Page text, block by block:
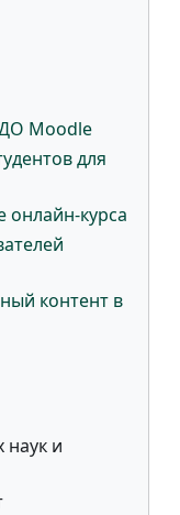
Moodle
для
онлайн-курса
контент в
наук и